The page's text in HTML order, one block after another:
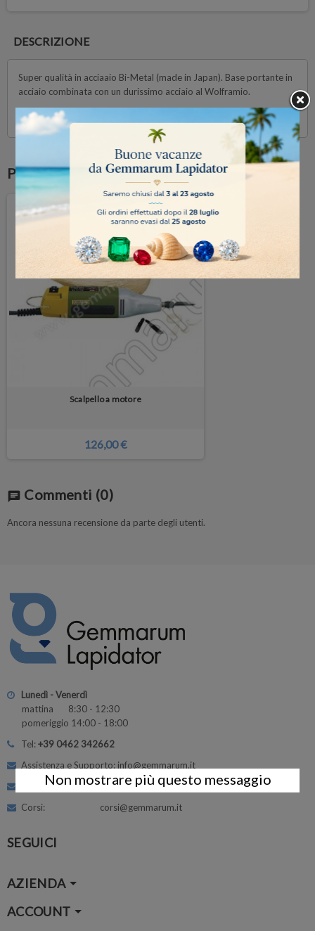
DESCRIZIONE
Super qualità in acciaaio Bi-Metal (made in Japan). Base portante in
acciaio combinata con un durissimo acciaio al Wolframio.
I taglienti vengono singolarmente affilati a mano.
Potrebbe anche piacerti
Scalpello a motore
126,00 €
chat Commenti (0)
Ancora nessuna recensione da parte degli utenti.
Lunedì - Venerdì
mattina 8:30 - 12:30
pomeriggio 14:00 - 18:00
Tel:+39 0462 342662
Assistenza e Supporto: info@gemmarum.it
Amministrazione: vendite@gemmarum.it
Corsi: corsi@gemmarum.it
SEGUICI
AZIENDA
ACCOUNT
Non mostrare più questo messaggio